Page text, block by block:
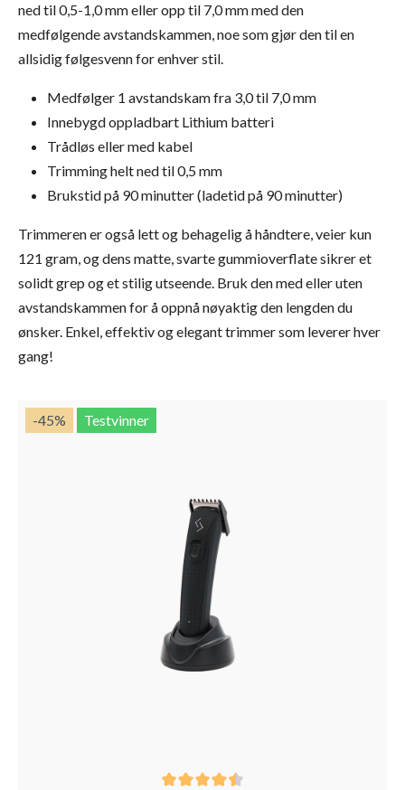
ned til 0,5-1,0 mm eller opp til 7,0 mm med den
medfølgende avstandskammen, noe som gjør den til en
allsidig følgesvenn for enhver stil.
Medfølger 1 avstandskam fra 3,0 til 7,0 mm
Innebygd oppladbart Lithium batteri
Trådløs eller med kabel
Trimming helt ned til 0,5 mm
Brukstid på 90 minutter (ladetid på 90 minutter)
Trimmeren er også lett og behagelig å håndtere, veier kun
121 gram, og dens matte, svarte gummioverflate sikrer et
solidt grep og et stilig utseende. Bruk den med eller uten
avstandskammen for å oppnå nøyaktig den lengden du
ønsker. Enkel, effektiv og elegant trimmer som leverer hver
gang!
-45% Testvinner